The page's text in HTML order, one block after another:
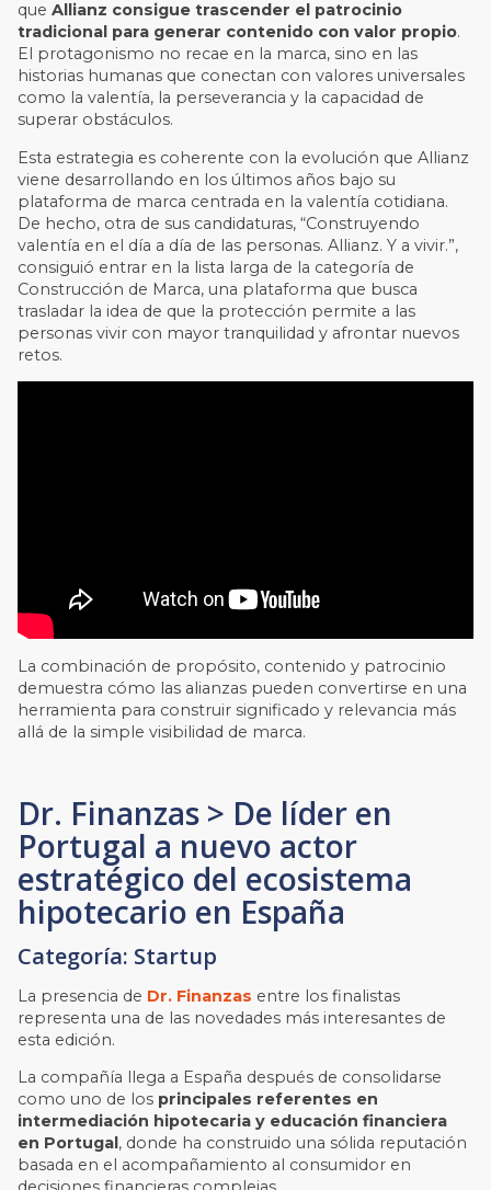
queAllianz consigue trascender el patrocinio
tradicional para generar contenido con valor propio.
El protagonismo no recae en la marca, sino en las
historias humanas que conectan con valores universales
como la valentía, la perseverancia y la capacidad de
superar obstáculos.
Esta estrategia es coherente con la evolución que Allianz
viene desarrollando en los últimos años bajo su
plataforma de marca centrada en la valentía cotidiana.
De hecho, otra de sus candidaturas, “Construyendo
valentía en el día a día de las personas. Allianz. Y a vivir.”,
consiguió entrar en la lista larga de la categoría de
Construcción de Marca, una plataforma que busca
trasladar la idea de que la protección permite a las
personas vivir con mayor tranquilidad y afrontar nuevos
retos.
La combinación de propósito, contenido y patrocinio
demuestra cómo las alianzas pueden convertirse en una
herramienta para construir significado y relevancia más
allá de la simple visibilidad de marca.
Dr. Finanzas > De líder en
Portugal a nuevo actor
estratégico del ecosistema
hipotecario en España
Categoría: Startup
La presencia de Dr. Finanzas entre los finalistas
representa una de las novedades más interesantes de
esta edición.
La compañía llega a España después de consolidarse
como uno de los principales referentes en
intermediación hipotecaria y educación financiera
en Portugal, donde ha construido una sólida reputación
basada en el acompañamiento al consumidor en